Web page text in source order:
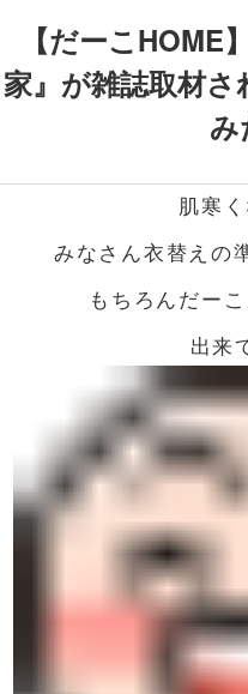
【だーこHOME
家』が雑誌取材
み
肌寒
みなさん衣替えの
もちろんだー
出来